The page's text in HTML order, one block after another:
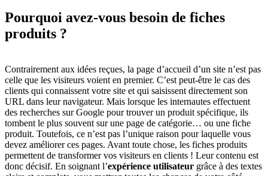
Pourquoi avez-vous besoin de fiches
produits ?
Contrairement aux idées reçues, la page d’accueil d’un site n’est pas
celle que les visiteurs voient en premier. C’est peut-être le cas des
clients qui connaissent votre site et qui saisissent directement son
URL dans leur navigateur. Mais lorsque les internautes effectuent
des recherches sur Google pour trouver un produit spécifique, ils
tombent le plus souvent sur une page de catégorie… ou une fiche
produit. Toutefois, ce n’est pas l’unique raison pour laquelle vous
devez améliorer ces pages. Avant toute chose, les fiches produits
permettent de transformer vos visiteurs en clients ! Leur contenu est
donc décisif. En soignant l’expérience utilisateur grâce à des textes